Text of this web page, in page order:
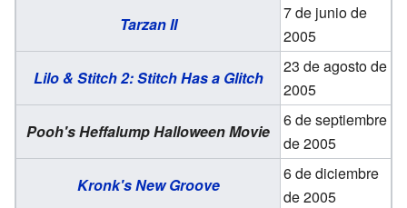
Tarzan II
7 de junio de
2005
Lilo & Stitch 2: Stitch Has a Glitch
23 de agosto de
2005
Pooh's Heffalump Halloween Movie
6 de septiembre
de 2005
Kronk's New Groove
6 de diciembre
de 2005